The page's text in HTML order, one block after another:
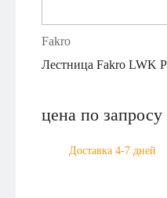
Fakro
Лестница Fakro LWK
цена по запросу
Доставка 4-7 дней